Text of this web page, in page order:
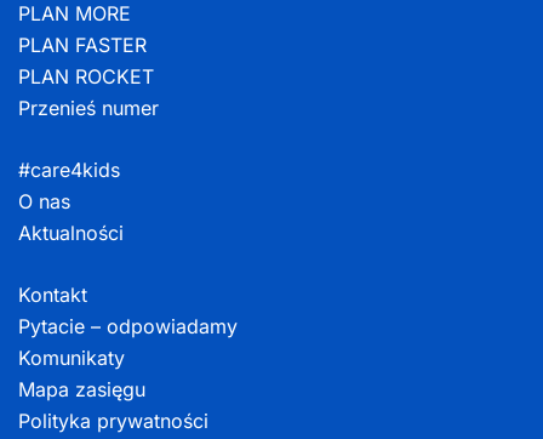
PLAN MORE
PLAN FASTER
PLAN ROCKET
Przenieś numer
#care4kids
O nas
Aktualności
Kontakt
Pytacie – odpowiadamy
Komunikaty
Mapa zasięgu
Polityka prywatności